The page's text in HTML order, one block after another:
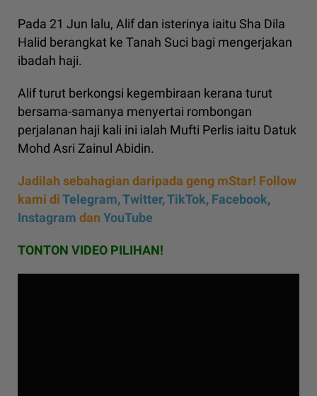
Pada 21 Jun lalu, Alif dan isterinya iaitu Sha Dila
Halid berangkat ke Tanah Suci bagi mengerjakan
ibadah haji.
Alif turut berkongsi kegembiraan kerana turut
bersama-samanya menyertai rombongan
perjalanan haji kali ini ialah Mufti Perlis iaitu Datuk
Mohd Asri Zainul Abidin.
Jadilah sebahagian daripada geng mStar! Follow
kami diTelegram,Twitter,TikTok, Facebook,
Instagram dan YouTube
TONTON VIDEO PILIHAN!